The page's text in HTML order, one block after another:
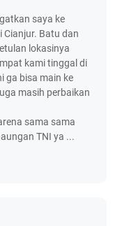
saya ke
Cianjur. Batu dan
lokasinya
kami tinggal di
ga bisa main ke
masih perbaikan
sama sama
TNI ya ...